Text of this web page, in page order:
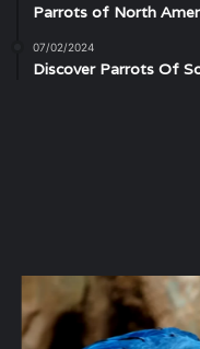
Parrots of North
07/02/2024
Discover Parrots Of
Guacamayo
de
Lear